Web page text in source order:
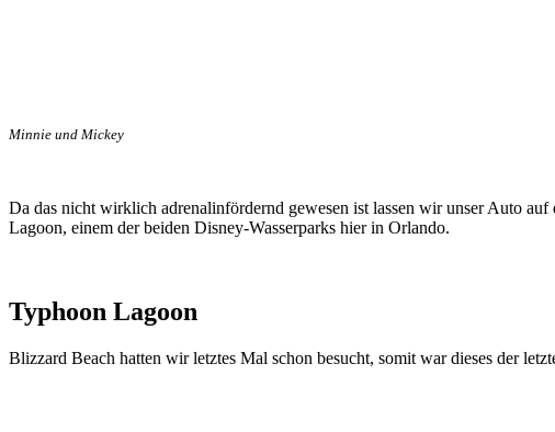
Minnie und Mickey
Da das nicht wirklich adrenalinfördernd gewesen ist lassen wir unser Auto
Lagoon, einem der beiden Disney-Wasserparks hier in Orlando.
Typhoon Lagoon
Blizzard Beach hatten wir letztes Mal schon besucht, somit war dieses der